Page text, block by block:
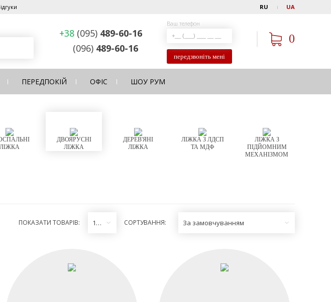
RU UA
+38 (095) 489-60-16
(096) 489-60-16
Ваш телефон
передзвоніть мені
0
ПЕРЕДПОКІЙ ОФІС ШОУ РУМ
ЛІЖКА
ДВОЯРУСНІ
ЛІЖКА
ДЕРЕВ'ЯНІ
ЛІЖКА
ЛІЖКА З ЛДСП
ТА МДФ
ЛІЖКА З
ПІДЙОМНИМ
МЕХАНІЗМОМ
ПОКАЗАТИ ТОВАРІВ: 12 СОРТУВАННЯ: За замовчуванням